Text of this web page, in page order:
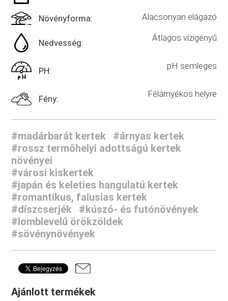
Növényforma: Alacsonyan elágazó
Nedvesség: Átlagos vízigényű
PH: pH semleges
Fény: Félárnyékos helyre
#madárbarát kertek
#árnyas kertek
#rossz termőhelyi adottságú kertek
növényei
#városi kiskertek
#japán és keleties hangulatú kertek
#romantikus, falusias kertek
#díszcserjék
#kúszó- és futónövények
#lomblevelű örökzöldek
#sövénynövények
Ajánlott termékek